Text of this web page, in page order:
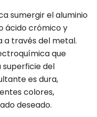
sumergir el aluminio
ácido crómico y
través del metal.
que
superficie del
es dura,
colores,
deseado.